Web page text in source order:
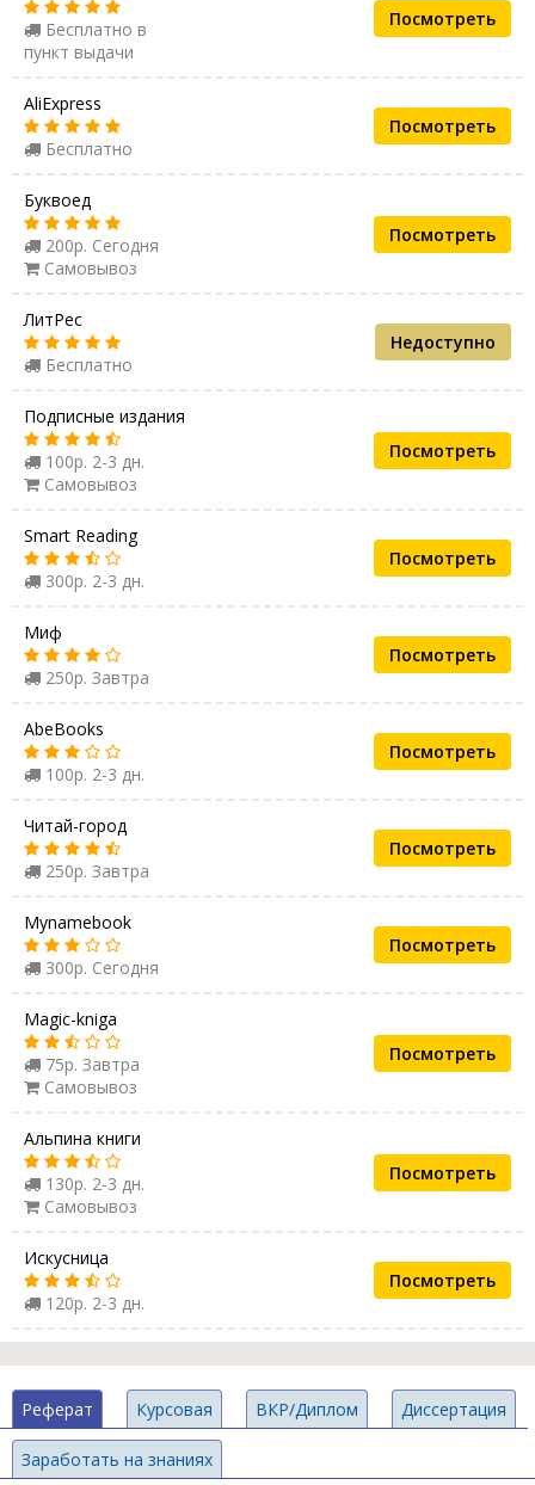
Бесплатно в
пункт выдачи
Посмотреть
AliExpress
Бесплатно
Посмотреть
Буквоед
200р. Сегодня
Самовывоз
Посмотреть
ЛитРес
Бесплатно
Недоступно
Подписные издания
100р. 2-3 дн.
Самовывоз
Посмотреть
Smart Reading
300р. 2-3 дн.
Посмотреть
Миф
250р. Завтра
Посмотреть
AbeBooks
100р. 2-3 дн.
Посмотреть
Читай-город
250р. Завтра
Посмотреть
Mynamebook
300р. Сегодня
Посмотреть
Magic-kniga
75р. Завтра
Самовывоз
Посмотреть
Альпина книги
130р. 2-3 дн.
Самовывоз
Посмотреть
Искусница
120р. 2-3 дн.
Посмотреть
Реферат Курсовая ВКР/Диплом Диссертация
Заработать на знаниях